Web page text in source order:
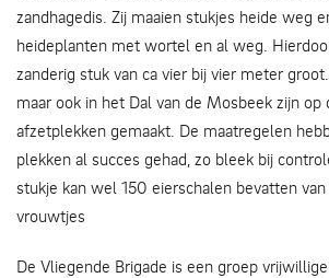
zandhagedis. Zij maaien stukjes heide weg
heideplanten met wortel en al weg.
zanderig stuk van ca vier bij vier meter
maar ook in het Dal van de Mosbeek zijn op
afzetplekken gemaakt. De maatregelen
plekken al succes gehad, zo bleek bij
stukje kan wel 150 eierschalen bevatten
vrouwtjes
De Vliegende Brigade is een groep